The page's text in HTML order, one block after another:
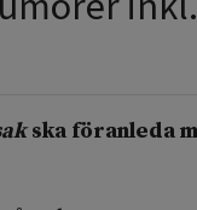
ska föranleda